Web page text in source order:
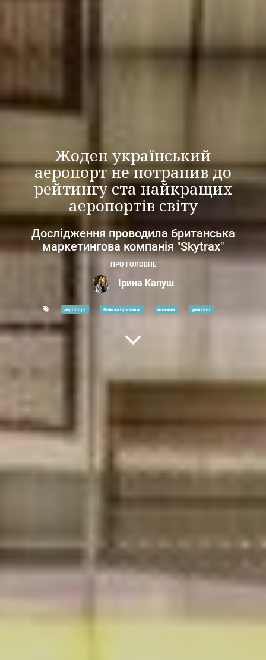
Жоден український
аеропорт не потрапив до
рейтингу ста найкращих
аеропортів світу
Дослідження проводила британська
маркетингова компанія "Skytrax"
ПРО ГОЛОВНЕ
Ірина Капуш
аеропорт Велика Британія новини рейтинг